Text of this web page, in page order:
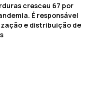
cresceu 67 por
É responsável
e distribuição de